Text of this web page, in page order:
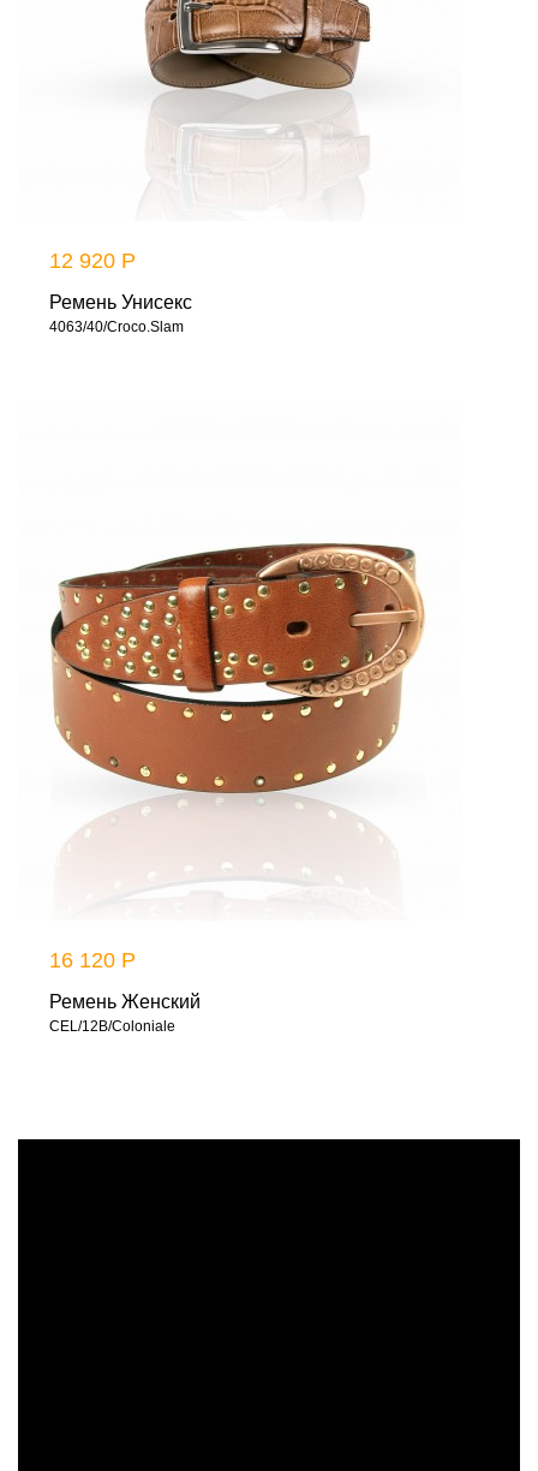
12 920 Р
Ремень Унисекс
4063/40/Croco.Slam
16 120 Р
Ремень Женский
CEL/12B/Coloniale